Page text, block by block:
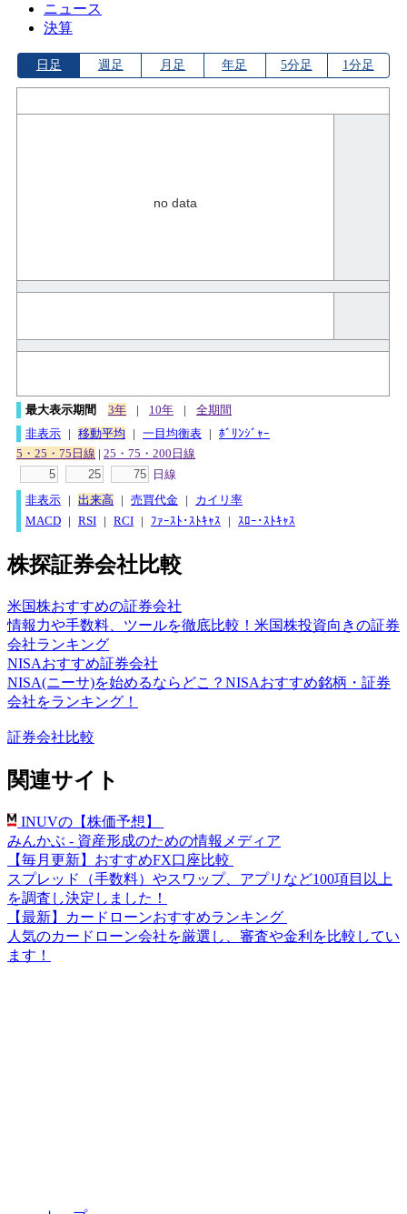
ニュース
決算
日足 週足 月足 年足 5分足 1分足
no data
最大表示期間 3年 | 10年 |
全期間
非表示 | 移動平均 | 一目均衡表 | ﾎﾞﾘﾝｼﾞｬｰ
5・25・75日線 | 25・75・200日線
日線
非表示 | 出来高 | 売買代金 |
カイリ率
MACD | RSI | RCI | ﾌｧｰｽﾄ･ｽﾄｷｬｽ | ｽﾛｰ･ｽﾄｷｬｽ
株探証券会社比較
米国株おすすめの証券会社
情報力や手数料、ツールを徹底比較！米国株投資向きの証券
会社ランキング
NISAおすすめ証券会社
NISA(ニーサ)を始めるならどこ？NISAおすすめ銘柄・証券
会社をランキング！
証券会社比較
関連サイト
INUVの【株価予想】
みんかぶ - 資産形成のための情報メディア
【毎月更新】おすすめFX口座比較
スプレッド（手数料）やスワップ、アプリなど100項目以上
を調査し決定しました！
【最新】カードローンおすすめランキング
人気のカードローン会社を厳選し、審査や金利を比較してい
ます！